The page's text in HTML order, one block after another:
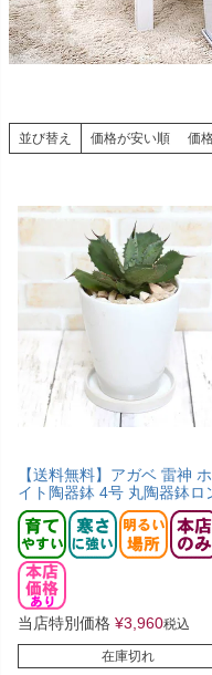
並び替え 価格が安い順 価
【送料無料】アガベ 雷神
イト陶器鉢 4号 丸陶器鉢ロ
当店特別価格 ¥3,960税込
在庫切れ